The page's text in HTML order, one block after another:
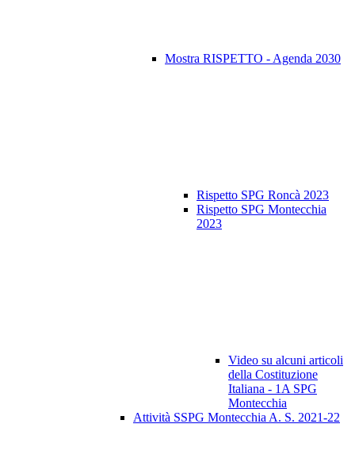
Mostra RISPETTO - Agenda 2030
Rispetto SPG Roncà 2023
Rispetto SPG Montecchia
2023
Video su alcuni articoli
della Costituzione
Italiana - 1A SPG
Montecchia
Attività SSPG Montecchia A. S. 2021-22